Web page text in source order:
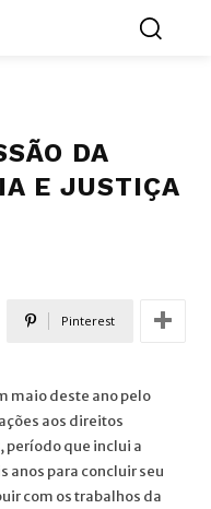
DA
E JUSTIÇA
Pinterest
maio deste ano pelo
aos direitos
período que inclui a
anos para concluir seu
com os trabalhos da